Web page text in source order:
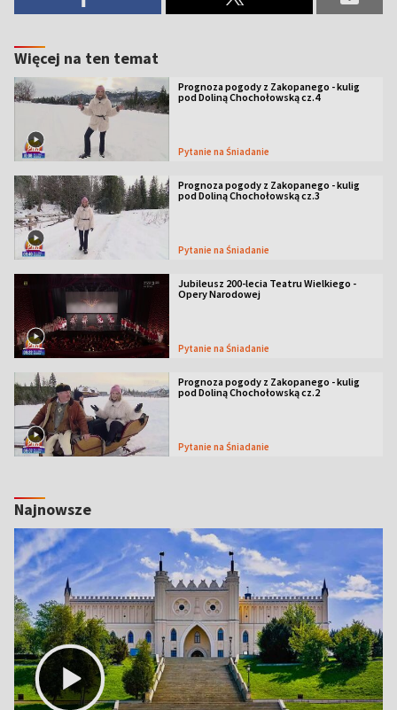
Więcej na ten temat
Prognoza pogody z Zakopanego - kulig
pod Doliną Chochołowską cz.4
Pytanie na Śniadanie
Prognoza pogody z Zakopanego - kulig
pod Doliną Chochołowską cz.3
Pytanie na Śniadanie
Jubileusz 200-lecia Teatru Wielkiego -
Opery Narodowej
Pytanie na Śniadanie
Prognoza pogody z Zakopanego - kulig
pod Doliną Chochołowską cz.2
Pytanie na Śniadanie
Najnowsze